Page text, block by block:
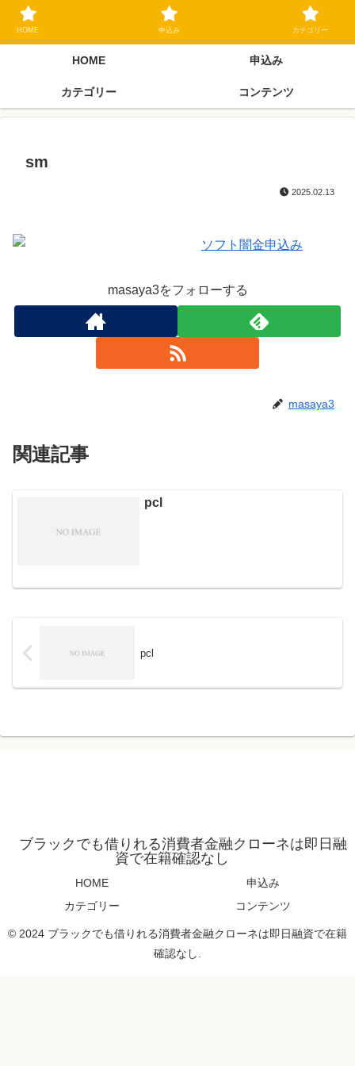
ブラックリスト長期延滞中でもOK 独自審査フリーローン 在籍確認なしの街
金クローネにご相談ください
HOME 申込み
カテゴリー コンテンツ
sm
2025.02.13
masaya3をフォローする
masaya3
関連記事
pcl
pcl
ブラックでも借りれる消費者金融クローネは即日融
資で在籍確認なし
HOME
申込み
カテゴリー
コンテンツ
© 2024 ブラックでも借りれる消費者金融クローネは即日融資で在籍
確認なし.
HOME 申込み カテゴリー